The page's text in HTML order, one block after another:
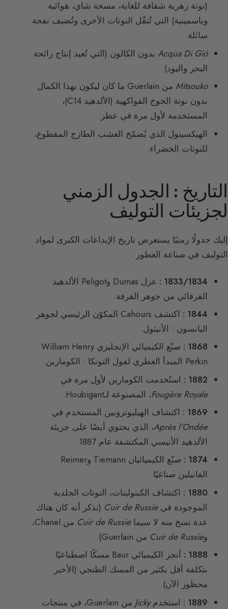
(نوتة زهرية شفافة للغاية، مسحة شاي، هوائية
وياسمينية) التي تُنقّل النوتات الأخرى وتُضيف نفحة
سائلة.
Acqua Di Gió بدون الكالون (التي تُعيد إنتاج رائحة
البحر واليود).
Mitsouko
من Guerlain ما كان ليكون بهذا الكمال
بدون نوتة الخوخ الفواكهية (الألدهيد C14)،
المستخدمة لأول مرة في عطر.
الهيكسينول الذي يُضمّخ العشب الطازج المقطوع،
للنوتات الخضراء.
التاريخ : الجدول الزمني
لجزيئات التوليف
إليك جدولًا زمنيًا يستعرض تاريخ الإبداعات الكبرى لمواد
التوليف في صناعة العطور :
1833/1834 :
عزل Dumas وPeligot الألدهيد
القرفائي من جوهر القرفة.
1844 :
اكتشف Cahours المكوّن الرئيسي لجوهر
اليانسون : الأنيثول.
1868 :
صنّع الكيميائي الإنجليزي William Henry
Perkin المبدأ العطري لفول التونكا : الكومارين.
1882 :
استُخدمت الكومارين لأول مرة في
Fougère Royale، المصنوعة لـHoubigant.
1869 :
اكتشاف الهيليوتروبين المستخدم في
Après l’Ondée، الذي يحتوي أيضًا على جزيئة
الألدهيد الأنيسي المكتشفة عام 1887.
1874 :
صنّع الكيميائيان Tiemann وReimer
الفانيلين صناعيًا.
1880 :
اكتشاف الكينولينات، النوتات الجلدية
الموجودة فيCuir de Russie (نذكر أنه كان هناك
عدة نسخ منه لا سيماCuir de Russie
من Chanel،
وCuir de Russie من Guerlain).
1888 :
أنجز الكيميائي Baur مسكًا اصطناعيًا
بتكلفة أقل بكثير من المسك الطنجي (الأخير
محظور الآن).
1889 :
استخدمJicky
من Guerlain، في منتجات